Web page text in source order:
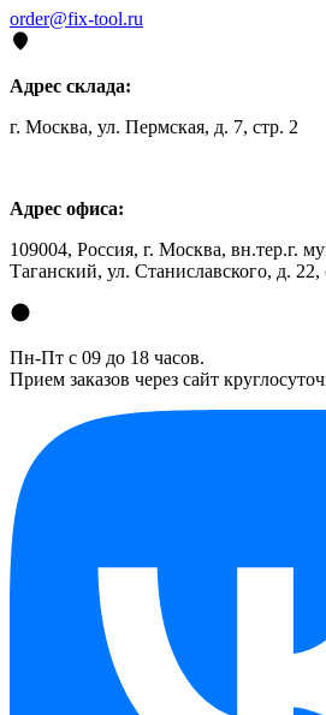
order@fix-tool.ru
Адрес склада:
г. Москва, ул. Пермская, д. 7, стр. 2
Адрес офиса:
109004, Россия, г. Москва, вн.тер.г.
Таганский, ул. Станиславского, д.
Пн-Пт с 09 до 18 часов.
Прием заказов через сайт